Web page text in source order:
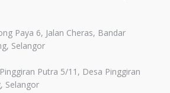
Paya 6, Jalan Cheras, Bandar
Selangor
Putra 5/11, Desa Pinggiran
Selangor